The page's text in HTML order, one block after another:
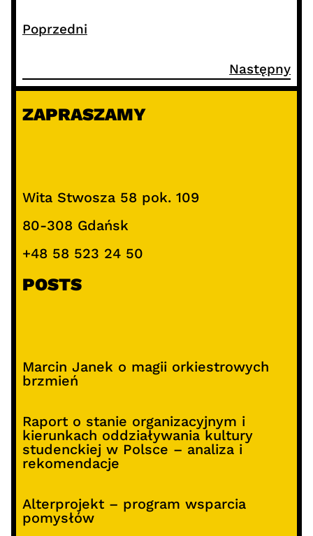
Poprzedni
Następny
ZAPRASZAMY
Wita Stwosza 58 pok. 109
80-308 Gdańsk
+48 58 523 24 50
POSTS
Marcin Janek o magii orkiestrowych
brzmień
Raport o stanie organizacyjnym i
kierunkach oddziaływania kultury
studenckiej w Polsce – analiza i
rekomendacje
Alterprojekt – program wsparcia
pomysłów